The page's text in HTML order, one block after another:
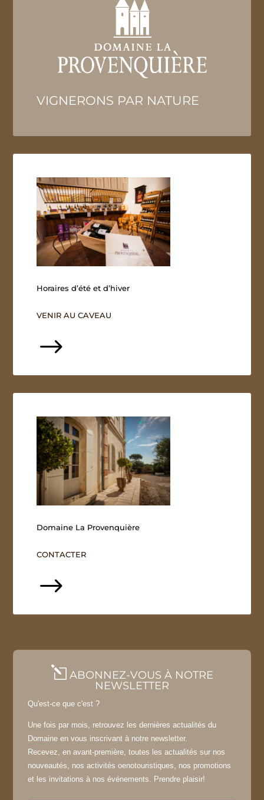
VIGNERONS PAR NATURE
Horaires d’été et d’hiver
VENIR AU CAVEAU
$
Domaine La Provenquière
CONTACTER
$
l ABONNEZ-VOUS À NOTRE
NEWSLETTER
Qu'est-ce que c'est ?
Une fois par mois, retrouvez les dernières actualités du
Domaine en vous inscrivant à notre newsletter.
Recevez, en avant-première, toutes les actualités sur nos
nouveautés, nos activités oenotouristiques, nos promotions
et les invitations à nos événements. Prendre plaisir!